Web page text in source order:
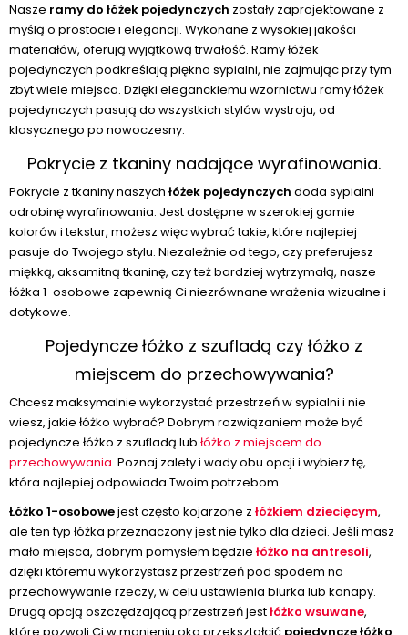
Nasze ramy do łóżek pojedynczych zostały zaprojektowane z
myślą o prostocie i elegancji. Wykonane z wysokiej jakości
materiałów, oferują wyjątkową trwałość. Ramy łóżek
pojedynczych podkreślają piękno sypialni, nie zajmując przy tym
zbyt wiele miejsca. Dzięki eleganckiemu wzornictwu ramy łóżek
pojedynczych pasują do wszystkich stylów wystroju, od
klasycznego po nowoczesny.
Pokrycie z tkaniny nadające wyrafinowania.
Pokrycie z tkaniny naszych łóżek pojedynczych doda sypialni
odrobinę wyrafinowania. Jest dostępne w szerokiej gamie
kolorów i tekstur, możesz więc wybrać takie, które najlepiej
pasuje do Twojego stylu. Niezależnie od tego, czy preferujesz
miękką, aksamitną tkaninę, czy też bardziej wytrzymałą, nasze
łóżka 1-osobowe zapewnią Ci niezrównane wrażenia wizualne i
dotykowe.
Pojedyncze łóżko z szufladą czy łóżko z
miejscem do przechowywania?
Chcesz maksymalnie wykorzystać przestrzeń w sypialni i nie
wiesz, jakie łóżko wybrać? Dobrym rozwiązaniem może być
pojedyncze łóżko z szufladą lub łóżko z miejscem do
przechowywania. Poznaj zalety i wady obu opcji i wybierz tę,
która najlepiej odpowiada Twoim potrzebom.
Łóżko 1-osobowejest często kojarzone z łóżkiem dziecięcym,
ale ten typ łóżka przeznaczony jest nie tylko dla dzieci. Jeśli masz
mało miejsca, dobrym pomysłem będzie łóżko na antresoli,
dzięki któremu wykorzystasz przestrzeń pod spodem na
przechowywanie rzeczy, w celu ustawienia biurka lub kanapy.
Drugą opcją oszczędzającą przestrzeń jestłóżko wsuwane,